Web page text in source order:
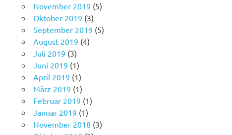
November 2019 (5)
Oktober 2019 (3)
September 2019 (5)
August 2019 (4)
Juli 2019 (3)
Juni 2019 (1)
April 2019 (1)
März 2019 (1)
Februar 2019 (1)
Januar 2019 (1)
November 2018 (3)